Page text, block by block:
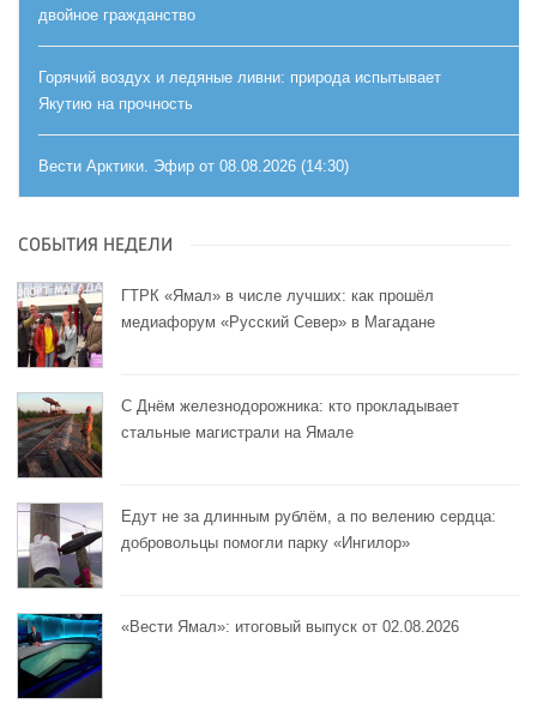
двойное гражданство
Горячий воздух и ледяные ливни: природа испытывает
Якутию на прочность
Вести Арктики. Эфир от 08.08.2026 (14:30)
СОБЫТИЯ НЕДЕЛИ
ГТРК «Ямал» в числе лучших: как прошёл
медиафорум «Русский Север» в Магадане
С Днём железнодорожника: кто прокладывает
стальные магистрали на Ямале
Едут не за длинным рублём, а по велению сердца:
добровольцы помогли парку «Ингилор»
«Вести Ямал»: итоговый выпуск от 02.08.2026